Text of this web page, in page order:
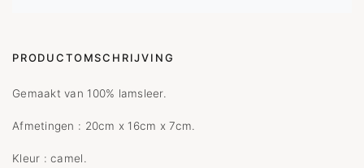
PRODUCTOMSCHRIJVING
Gemaakt van 100% lamsleer.
Afmetingen : 20cm x 16cm x 7cm.
Kleur : camel.